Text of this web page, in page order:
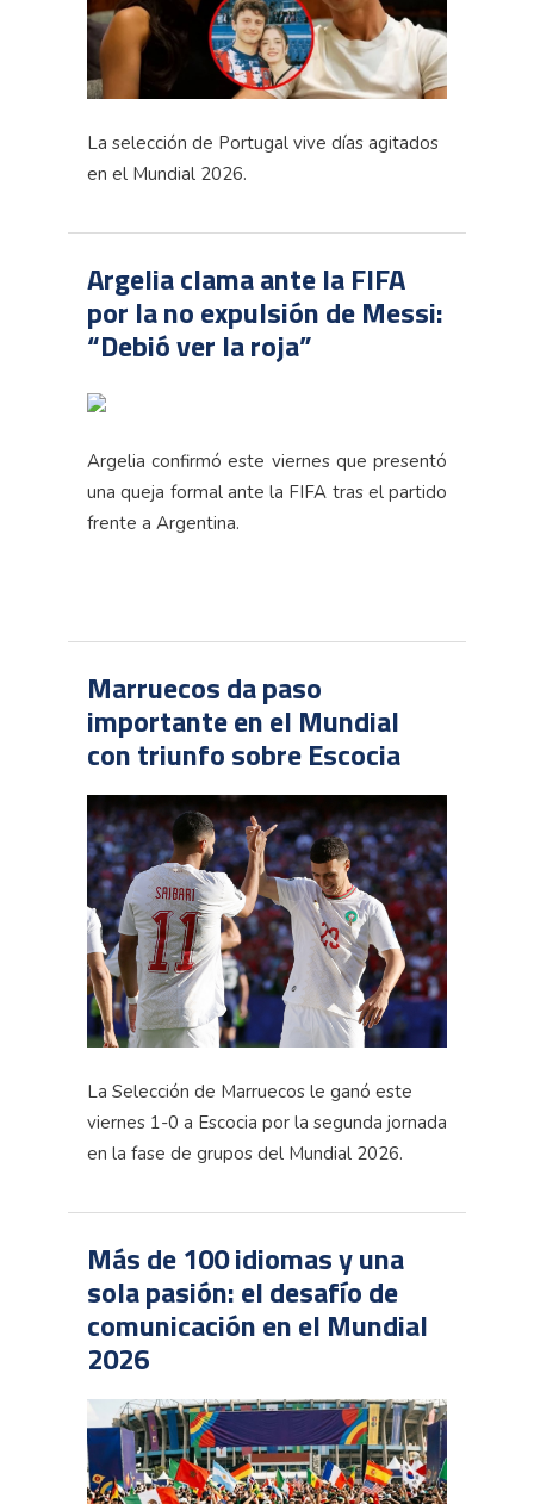
La selección de Portugal vive días agitados
en el Mundial 2026.
Argelia clama ante la FIFA
por la no expulsión de Messi:
“Debió ver la roja”
Argelia confirmó este viernes que presentó
una queja formal ante la FIFA tras el partido
frente a Argentina.
Marruecos da paso
importante en el Mundial
con triunfo sobre Escocia
La Selección de Marruecos le ganó este
viernes 1-0 a Escocia por la segunda jornada
en la fase de grupos del Mundial 2026.
Más de 100 idiomas y una
sola pasión: el desafío de
comunicación en el Mundial
2026